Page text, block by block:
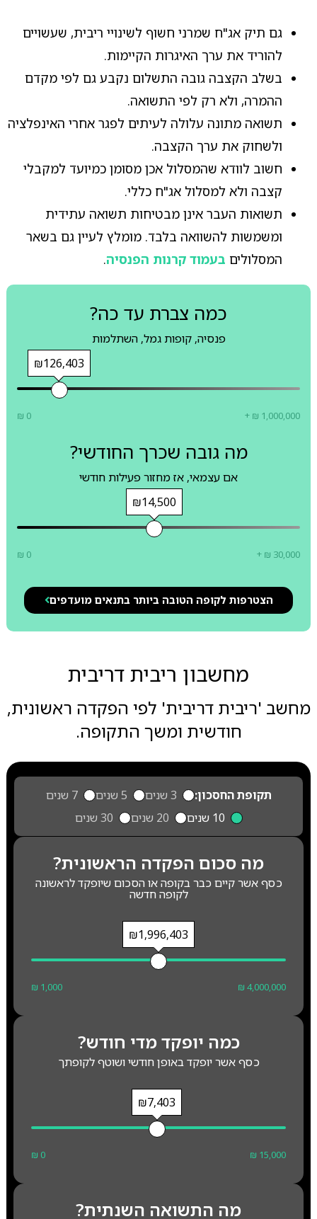
גם תיק אג"ח שמרני חשוף לשינויי ריבית, שעשויים
להוריד את ערך האיגרות הקיימות.
בשלב הקצבה גובה התשלום נקבע גם לפי מקדם
ההמרה, ולא רק לפי התשואה.
תשואה מתונה עלולה לעיתים לפגר אחרי האינפלציה
ולשחוק את ערך הקצבה.
חשוב לוודא שהמסלול אכן מסומן כמיועד למקבלי
קצבה ולא למסלול אג"ח כללי.
תשואות העבר אינן מבטיחות תשואה עתידית
ומשמשות להשוואה בלבד. מומלץ לעיין גם בשאר
המסלולים בעמוד קרנות הפנסיה.
כמה צברת עד כה?
פנסיה, קופות גמל, השתלמות
₪126,403
₪ 0 + ₪ 1,000,000
מה גובה שכרך החודשי?
אם עצמאי, אז מחזור פעילות חודשי
₪14,500
₪ 0 + ₪ 30,000
הצטרפות לקופה הטובה ביותר בתנאים מועדפים
מחשבון ריבית דריבית
מחשב 'ריבית דריבית' לפי הפקדה ראשונית,
חודשית ומשך התקופה.
תקופת החסכון: 3 שנים 5 שנים
7 שנים
10 שנים
20 שנים 30 שנים
מה סכום הפקדה הראשונית?
כסף אשר קיים כבר בקופה או הסכום שיופקד לראשונה
לקופה חדשה
₪1,996,403
₪ 1,000 ₪ 4,000,000
כמה יופקד מדי חודש?
כסף אשר יופקד באופן חודשי ושוטף לקופתך
₪7,403
₪ 0 ₪ 15,000
מה התשואה השנתית?